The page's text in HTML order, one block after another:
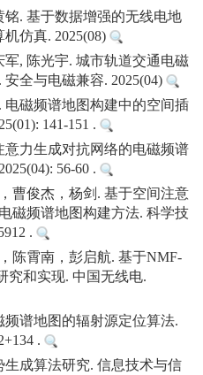
铭. 基于数据增强的无线电地
仿真. 2025(08)
军, 陈光宇. 城市轨道交通电磁
全与电磁兼容. 2025(04)
电磁频谱地图构建中的空间插
141-151 .
力生成对抗网络的电磁频谱
56-60 .
曹俊杰，杨剑. 基于空间注意
磁频谱地图构建方法. 科学技
.
陈霄南，彭启航. 基于NMF-
究和实现. 中国无线电.
谱地图的辐射源定位算法.
.
成算法研究. 信息技术与信